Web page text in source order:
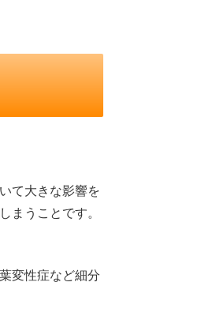
て大きな影響を
まうことです。
変性症など細分